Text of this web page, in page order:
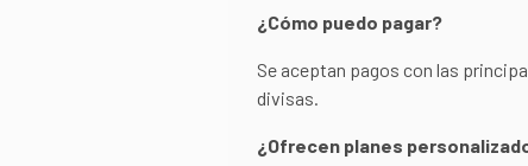
¿Cómo puedo pagar?
Se aceptan pagos con las
divisas.
¿Ofrecen planes